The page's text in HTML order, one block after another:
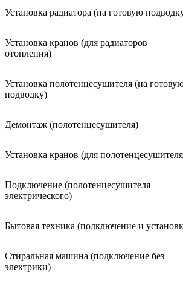
Установка радиатора (на готовую
Установка кранов (для радиаторов
отопления)
Установка полотенцесушителя (на
подводку)
Демонтаж (полотенцесушителя)
Установка кранов (для
Подключение (полотенцесушителя
электрического)
Бытовая техника (подключение и
Стиральная машина (подключение без
электрики)